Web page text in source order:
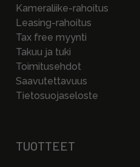
Kameraliike-rahoitus
Leasing-rahoitus
Tax free myynti
Takuu ja tuki
Toimitusehdot
Saavutettavuus
Tietosuojaseloste
TUOTTEET